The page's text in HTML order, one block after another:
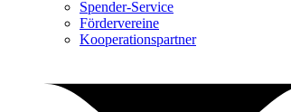
Spender-Service
Fördervereine
Kooperationspartner